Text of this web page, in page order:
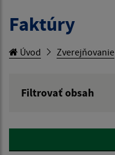
Faktúry
Úvod Zverejňovanie
Filtrovať obsah
Hľadať v: